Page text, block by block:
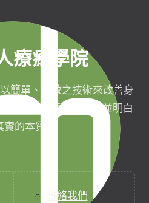
療癒學院
簡單、有效之技術來改善身
標與實現靈性生活，並明白
實的本質。
聯絡我們